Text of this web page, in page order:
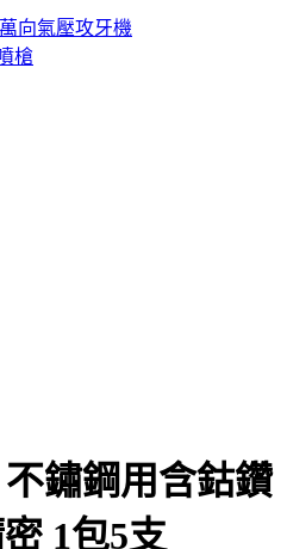
向氣壓攻牙機
槍
不鏽鋼用含鈷鑽
1包5支